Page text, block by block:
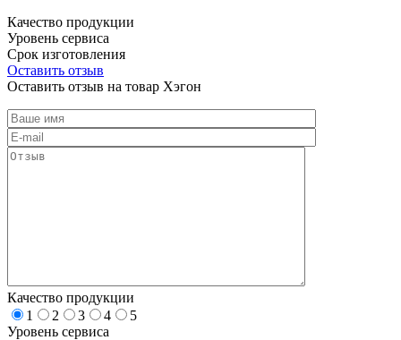
Качество продукции
Уровень сервиса
Срок изготовления
Оставить отзыв
Оставить отзыв на товар Хэгон
Качество продукции
1
2 3 4
5
Уровень сервиса